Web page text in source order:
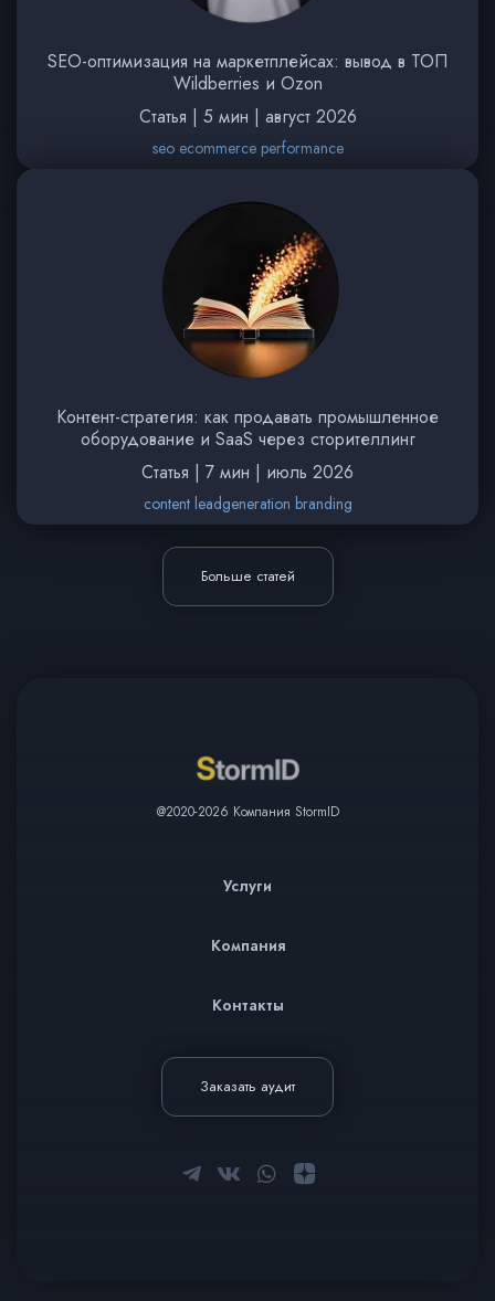
SEO-оптимизация на маркетплейсах: вывод в ТОП
Wildberries и Ozon
Статья | 5 мин | август 2026
seo ecommerce performance
Контент-стратегия: как продавать промышленное
оборудование и SaaS через сторителлинг
Статья | 7 мин | июль 2026
content leadgeneration branding
Больше статей
@2020-2026 Компания StormID
Услуги
Компания
Контакты
Заказать аудит